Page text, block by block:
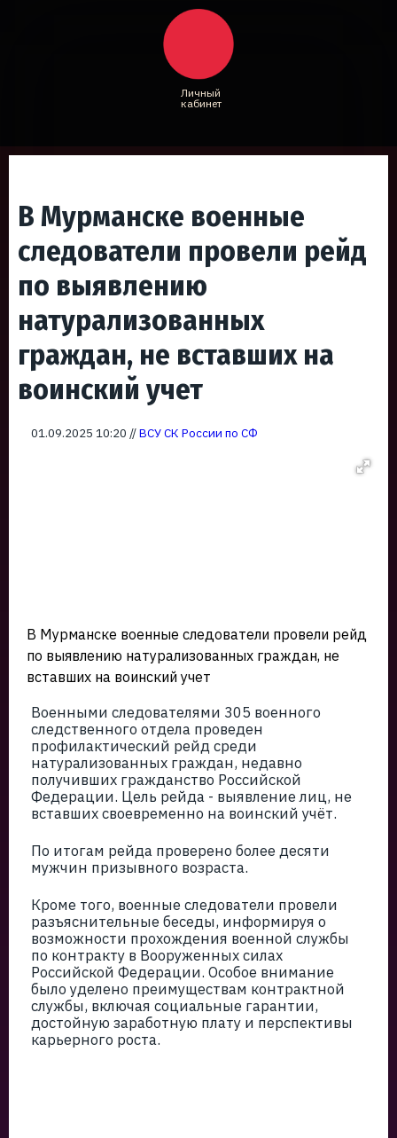
Личный
кабинет
В Мурманске военные
следователи провели рейд
по выявлению
натурализованных
граждан, не вставших на
воинский учет
01.09.2025 10:20 //ВСУ СК России по СФ
В Мурманске военные следователи провели рейд
по выявлению натурализованных граждан, не
вставших на воинский учет
Военными следователями 305 военного
следственного отдела проведен
профилактический рейд среди
натурализованных граждан, недавно
получивших гражданство Российской
Федерации. Цель рейда - выявление лиц, не
вставших своевременно на воинский учёт.
По итогам рейда проверено более десяти
мужчин призывного возраста.
Кроме того, военные следователи провели
разъяснительные беседы, информируя о
возможности прохождения военной службы
по контракту в Вооруженных силах
Российской Федерации. Особое внимание
было уделено преимуществам контрактной
службы, включая социальные гарантии,
достойную заработную плату и перспективы
карьерного роста.